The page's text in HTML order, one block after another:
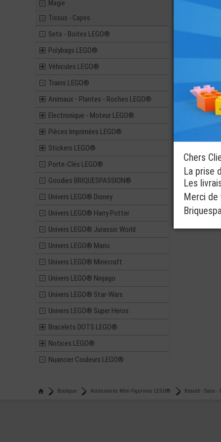
Magie
Tissus - Capes
Sets - Boites LEGO®
Polybags LEGO®
Véhicules LEGO®
Trains LEGO®
Animaux - Plantes - Roches LEGO®
Electronique - Moteur LEGO®
Pièces Imprimées LEGO®
Stickers LEGO®
Porte-Clés LEGO®
Goodies BRIQUESPASSION®
Univers LEGO® Disney
Univers LEGO® Harry Potter
Univers LEGO® Jurassic World
Univers LEGO® Mario
Univers LEGO® Minecraft
Univers LEGO® Ninjago
Univers LEGO® Star-Wars
Univers LEGO® Super Heros
Bracelets DOTS LEGO®
Notices LEGO®
Nuancier Couleurs LEGO®
TUNES
LEGO®
MINI-
BROSSE A
0,28
Boutique Accessoires Mini-Figurines LEGO® Beauté - Sacs -
Chers
La prise
Les
Merci